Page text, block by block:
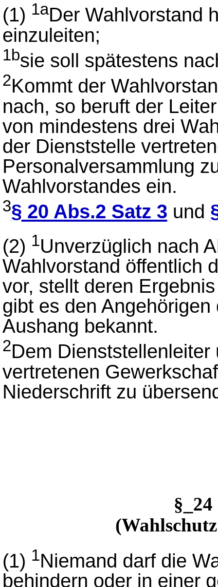
(1) 1aDer Wahlvorstand
einzuleiten;
1bsie soll spätestens
2Kommt der
nach, so beruft der
von mindestens drei
der Dienststelle
Personalversammlung
Wahlvorstandes ein.
3§ 20 Abs.2 Satz 3 und
(2) 1Unverzüglich nach
Wahlvorstand öffentlich
vor, stellt deren
gibt es den
Aushang bekannt.
2Dem
vertretenen
Niederschrift zu
(1) 1Niemand darf die
behindern oder in einer